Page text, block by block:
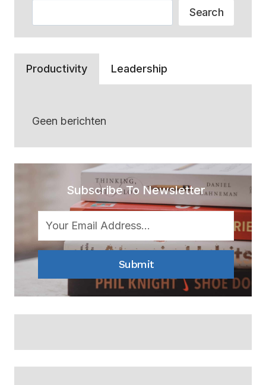
Search
Productivity Leadership
Geen berichten
Subscribe To Newsletter
Submit